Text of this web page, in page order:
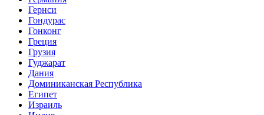
Гернси
Гондурас
Гонконг
Греция
Грузия
Гуджарат
Дания
Доминиканская Республика
Египет
Израиль